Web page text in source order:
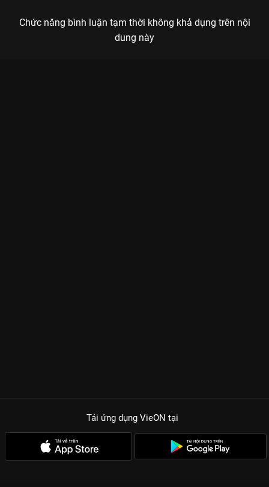
Chức năng bình luận tạm thời không khả dụng trên nội
dung này
Tải ứng dụng VieON tại